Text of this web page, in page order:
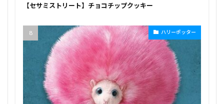
【セサミストリート】チョコチップクッキー
ハリーポッター